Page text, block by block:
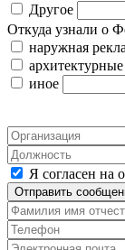
Другое
Откуда узнали о
наружная
иное
Я согласен на
Отправить